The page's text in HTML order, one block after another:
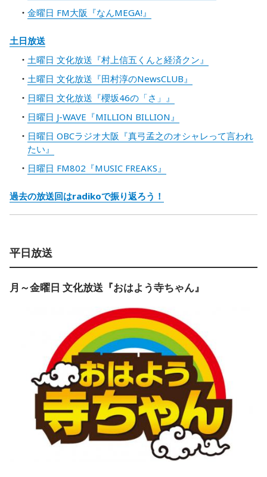
金曜日 FM大阪『なんMEGA!』
土日放送
土曜日 文化放送『村上信五くんと経済クン』
土曜日 文化放送『田村淳のNewsCLUB』
日曜日 文化放送『櫻坂46の「さ」』
日曜日 J-WAVE『MILLION BILLION』
日曜日 OBCラジオ大阪『真弓孟之のオシャレって言われ
たい』
日曜日 FM802『MUSIC FREAKS』
過去の放送回はradikoで振り返ろう！
平日放送
月～金曜日 文化放送『おはよう寺ちゃん』